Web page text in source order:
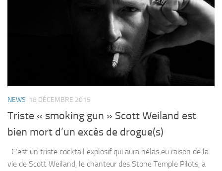
NEWS 18 DÉCEMBRE 2015
Triste « smoking gun » Scott Weiland est
bien mort d’un excès de drogue(s)
C’est un triste cocktail explosif qui aura hélas eu raison de la
vie de Scott Weiland, le chanteur des Stone Temple Pilots, a